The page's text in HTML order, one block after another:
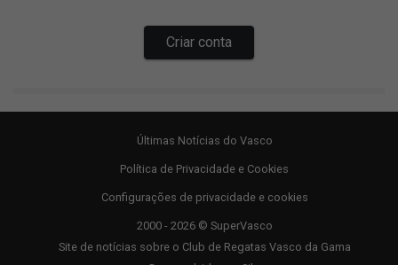
Últimas Notícias do Vasco
Política de Privacidade e Cookies
Configurações de privacidade e cookies
2000 - 2026 © SuperVasco
Site de notícias sobre o Club de Regatas Vasco da Gama